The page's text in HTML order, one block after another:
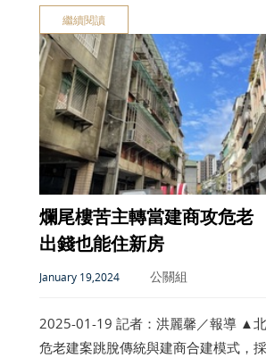
繼續閱讀
爛尾樓苦主轉當建商攻危
出錢也能住新房
January 19,2024 公關組
2025-01-19 記者：洪麗馨／報導 ▲
危老建案跳脫傳統與建商合建模式，